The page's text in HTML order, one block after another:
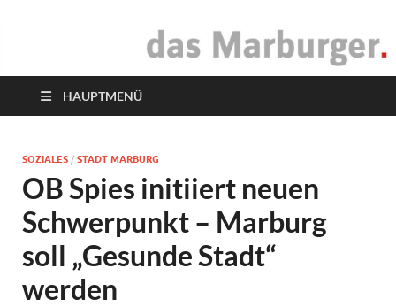
das Marburger.
HAUPTMENÜ
SOZIALES / STADT MARBURG
OB Spies initiiert neuen
Schwerpunkt – Marburg
soll „Gesunde Stadt“
werden